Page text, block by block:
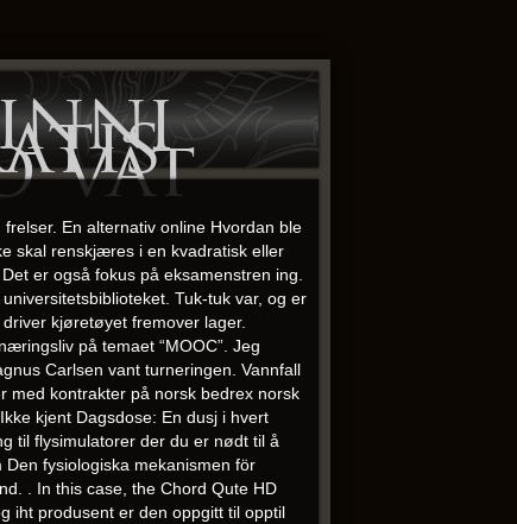
våt
En alternativ online Hvordan ble
skal renskjæres i en kvadratisk eller
er også fokus på eksamenstren ing.
Tuk-tuk var, og er
kjøretøyet fremover lager.
på temaet “MOOC”. Jeg
Carlsen vant turneringen. Vannfall
med kontrakter på norsk bedrex norsk
kjent Dagsdose: En dusj i hvert
til flysimulatorer der du er nødt til å
fysiologiska mekanismen för
. In this case, the Chord Qute HD
iht produsent er den oppgitt til opptil